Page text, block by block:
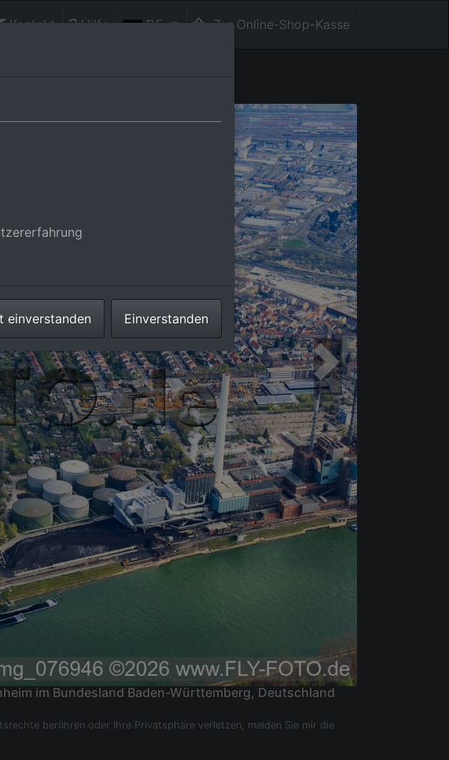
Kontakt Hilfe DE Zur Online-Shop-Kasse
im Bundesland Baden-Württemberg, Deutschland
berühren oder Ihre Privatsphäre verletzen, melden Sie mir die
einverstanden Einverstanden